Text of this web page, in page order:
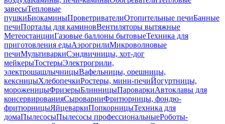
завесыТепловые
пушкиБиокаминыПроветривателиОтопительные печиБанные
печиПорталы для каминовВентиляторы вытяжные
МетеостанцииГазовые баллоны бытовыеТехника для
приготовления едыАэрогрилиМикроволновые
печиМультиваркиСэндвичницы, хот-дог
мейкерыТостерыЭлектрогрили,
электрошашлычницыВафельницы, орешницы,
кексницыХлебопечкиРостеры, мини-печиЙогуртницы,
мороженицыФризерыБлинницыПароваркиАвтоклавы для
консервированияСыроварниФритюрницы, фондю-
фритюрницыЯйцеваркиПопкорницыТехника для
домаПылесосыПылесосы профессиональныеРоботы-